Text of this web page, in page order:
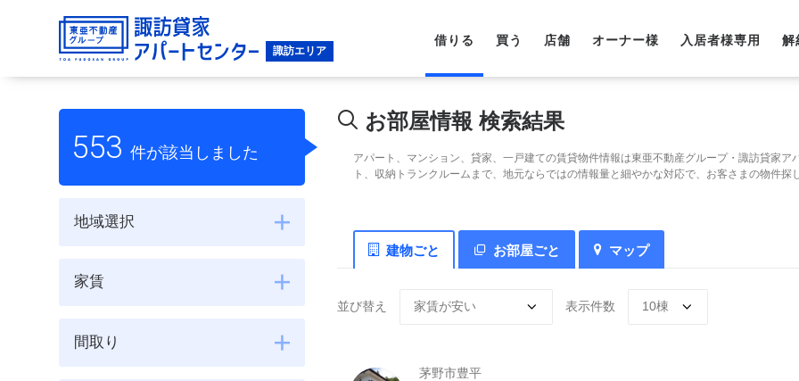
借りる 買う 店舗 オーナー様 入居者様専用 解
553 件が該当しました
地域選択
家賃
間取り
お部屋情報 検索結果
アパート、マンション、貸家、一戸建ての賃貸物件情報は東亜不動産グループ・諏訪貸家
ト、収納トランクルームまで、地元ならではの情報量と細やかな対応で、お客さまの物件探
建物ごと お部屋ごと マップ
並び替え 表示件数
茅野市豊平